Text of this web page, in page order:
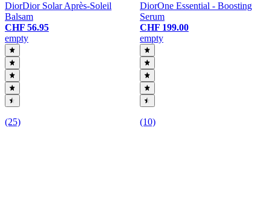
DiorDior Solar Après-Soleil
Balsam
CHF 56.95
empty
(25)
DiorOne Essential - Boosting
Serum
CHF 199.00
empty
(10)